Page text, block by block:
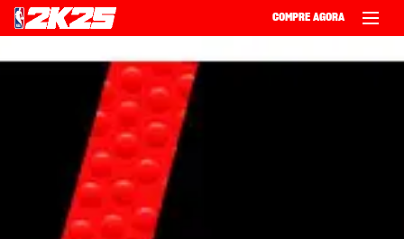
COMPRE AGORA